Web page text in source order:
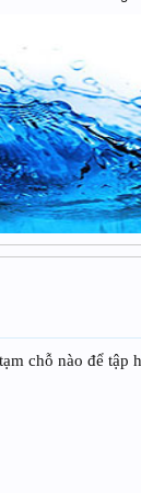
chỗ nào để tập